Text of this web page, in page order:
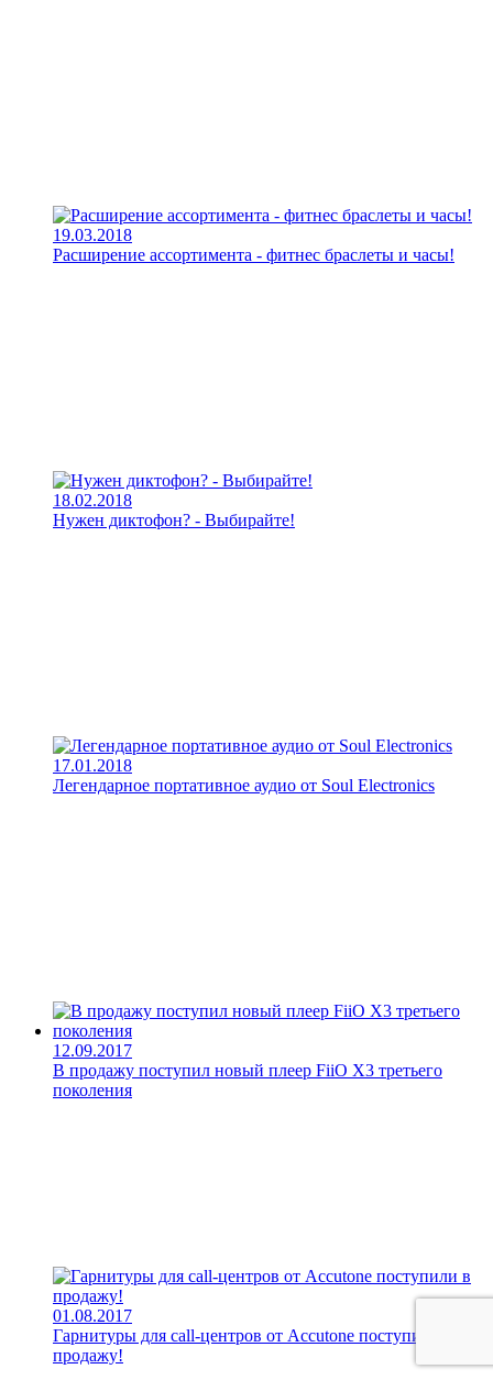
19.03.2018
Расширение ассортимента - фитнес браслеты и часы!
18.02.2018
Нужен диктофон? - Выбирайте!
17.01.2018
Легендарное портативное аудио от Soul Electronics
12.09.2017
В продажу поступил новый плеер FiiO X3 третьего
поколения
01.08.2017
Гарнитуры для call-центров от Accutone поступили в
продажу!